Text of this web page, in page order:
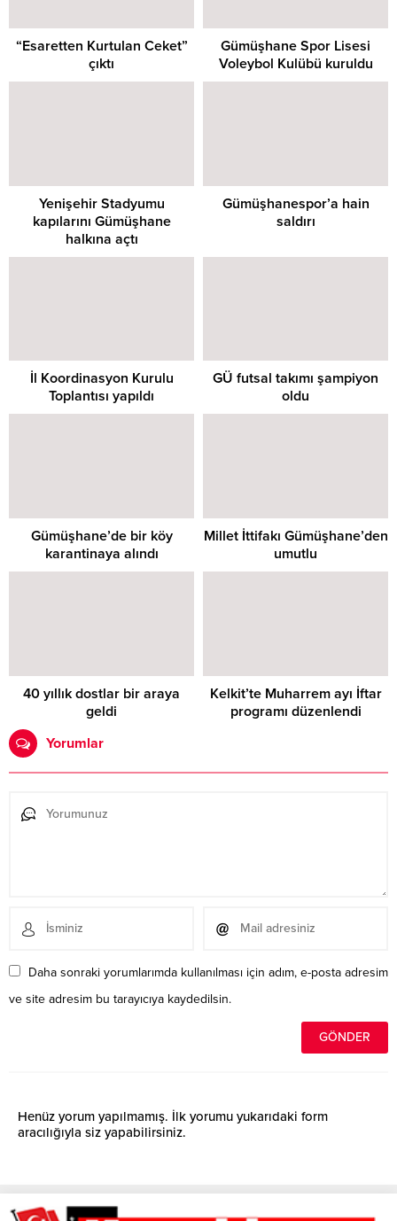
“Esaretten Kurtulan Ceket”
çıktı
Gümüşhane Spor Lisesi
Voleybol Kulübü kuruldu
Yenişehir Stadyumu
kapılarını Gümüşhane
halkına açtı
Gümüşhanespor’a hain
saldırı
İl Koordinasyon Kurulu
Toplantısı yapıldı
GÜ futsal takımı şampiyon
oldu
Gümüşhane’de bir köy
karantinaya alındı
Millet İttifakı Gümüşhane’den
umutlu
40 yıllık dostlar bir araya
geldi
Kelkit’te Muharrem ayı İftar
programı düzenlendi
Yorumlar
Daha sonraki yorumlarımda kullanılması için adım, e-posta adresim
ve site adresim bu tarayıcıya kaydedilsin.
Henüz yorum yapılmamış. İlk yorumu yukarıdaki form
aracılığıyla siz yapabilirsiniz.